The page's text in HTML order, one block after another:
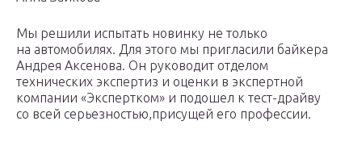
Мы решили испытать новинку не только
на автомобилях. Для этого мы пригласили байкера
Андрея Аксенова. Он руководит отделом
технических экспертиз и оценки в экспертной
компании «Экспертком» и подошел к тест-драйву
со всей серьезностью,присущей его профессии.